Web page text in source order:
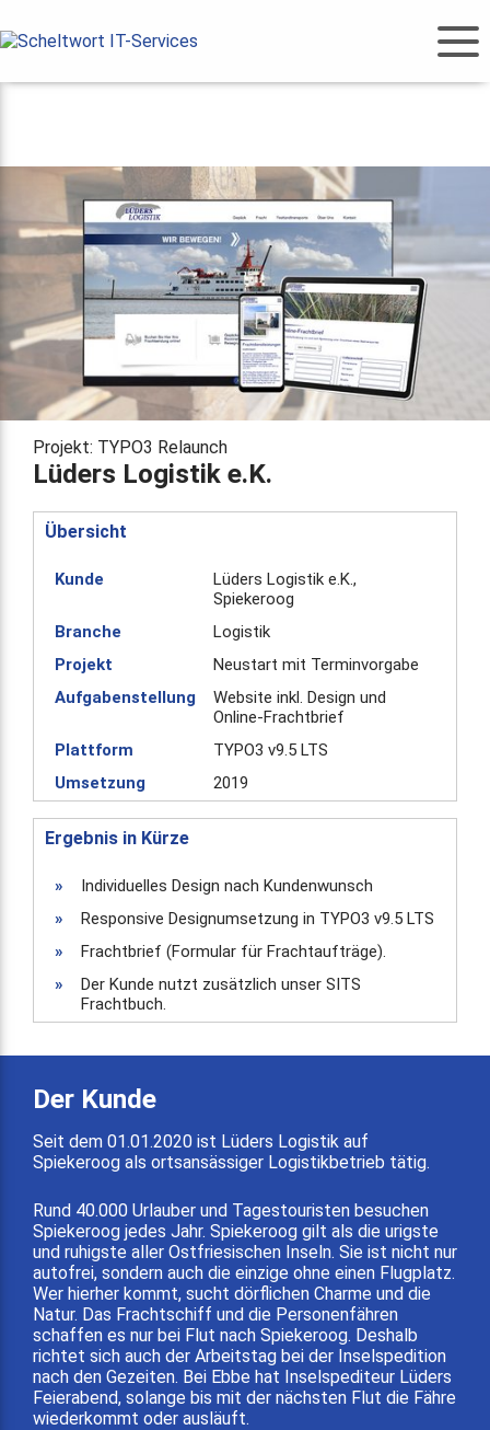
Projekt: TYPO3 Relaunch
Lüders Logistik e.K.
Übersicht
Kunde
Lüders Logistik e.K.,
Spiekeroog
Branche
Logistik
Projekt
Neustart mit Terminvorgabe
Aufgabenstellung
Website inkl. Design und
Online-Frachtbrief
Plattform
TYPO3 v9.5 LTS
Umsetzung
2019
Ergebnis in Kürze
»
Individuelles Design nach Kundenwunsch
»
Responsive Designumsetzung in TYPO3 v9.5 LTS
»
Frachtbrief (Formular für Frachtaufträge).
»
Der Kunde nutzt zusätzlich unser SITS
Frachtbuch.
Der Kunde
Seit dem 01.01.2020 ist Lüders Logistik auf
Spiekeroog als ortsansässiger Logistikbetrieb tätig.
Rund 40.000 Urlauber und Tagestouristen besuchen
Spiekeroog jedes Jahr. Spiekeroog gilt als die urigste
und ruhigste aller Ostfriesischen Inseln. Sie ist nicht nur
autofrei, sondern auch die einzige ohne einen Flugplatz.
Wer hierher kommt, sucht dörflichen Charme und die
Natur. Das Frachtschiff und die Personenfähren
schaffen es nur bei Flut nach Spiekeroog. Deshalb
richtet sich auch der Arbeitstag bei der Inselspedition
nach den Gezeiten. Bei Ebbe hat Inselspediteur Lüders
Feierabend, solange bis mit der nächsten Flut die Fähre
wiederkommt oder ausläuft.